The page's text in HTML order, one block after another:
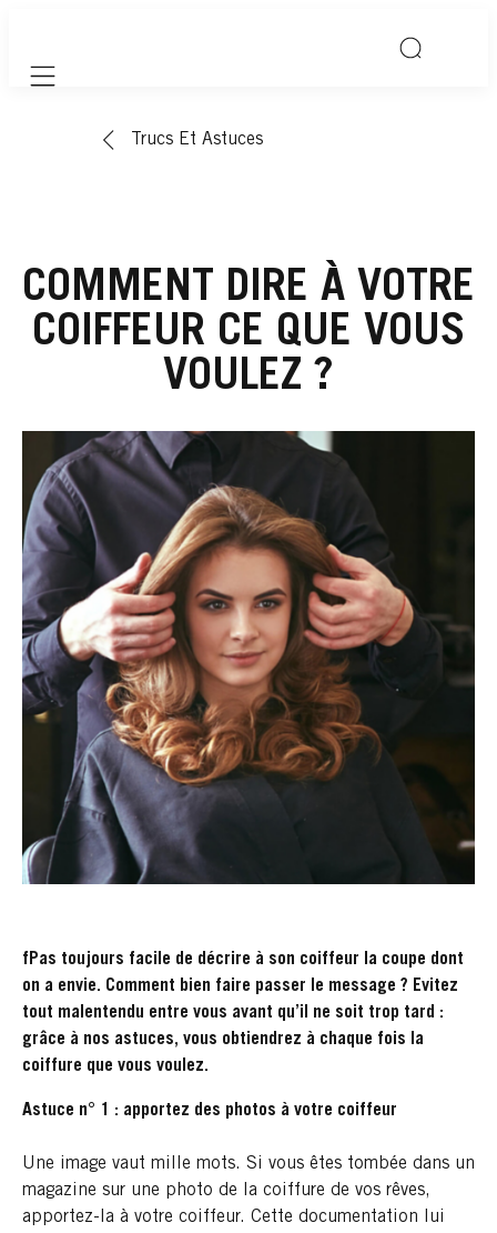
Mobile navigation
Trucs Et Astuces
COMMENT DIRE À VOTRE
COIFFEUR CE QUE VOUS
VOULEZ ?
fPas toujours facile de décrire à son coiffeur la coupe dont
on a envie. Comment bien faire passer le message ? Evitez
tout malentendu entre vous avant qu’il ne soit trop tard :
grâce à nos astuces, vous obtiendrez à chaque fois la
coiffure que vous voulez.
Astuce n° 1 : apportez des photos à votre coiffeur
Une image vaut mille mots. Si vous êtes tombée dans un
magazine sur une photo de la coiffure de vos rêves,
apportez-la à votre coiffeur. Cette documentation lui